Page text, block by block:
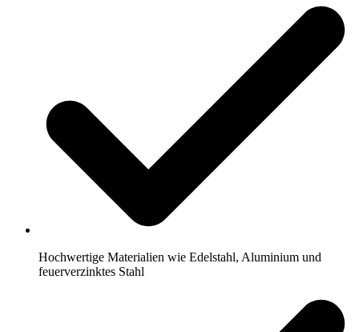
Hochwertige Materialien wie Edelstahl, Aluminium und
feuerverzinktes Stahl